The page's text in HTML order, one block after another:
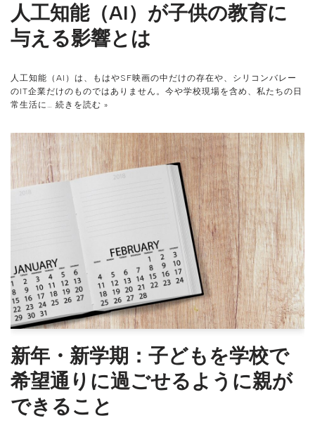
人工知能（AI）が子供の教育に
与える影響とは
人工知能（AI）は、もはやSF映画の中だけの存在や、シリコンバレー
のIT企業だけのものではありません。今や学校現場を含め、私たちの日
常生活に… 続きを読む »
新年・新学期：子どもを学校で
希望通りに過ごせるように親が
できること